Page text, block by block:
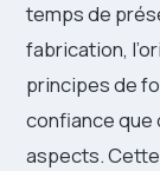
temps de
fabrication,
principes de
confiance que
aspects. Cette